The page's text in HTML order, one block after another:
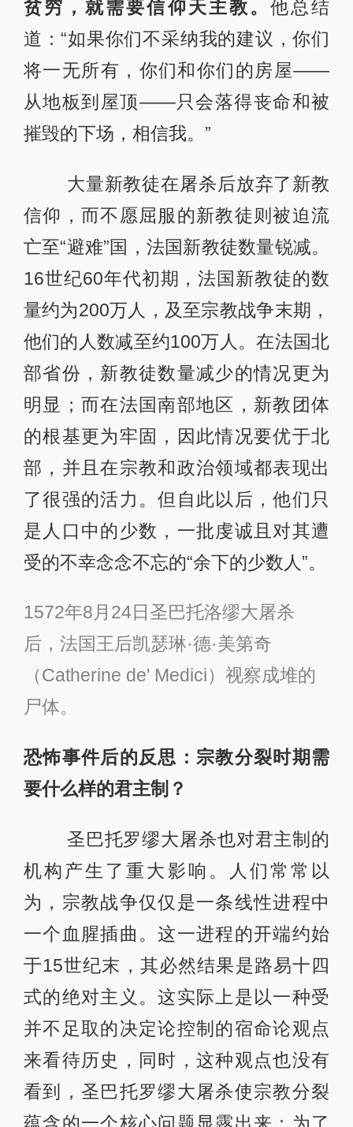
贫穷，就需要信仰天主教。 他总结
道：“如果你们不采纳我的建议，你们
将一无所有，你们和你们的房屋——
从地板到屋顶——只会落得丧命和被
摧毁的下场，相信我。”
大量新教徒在屠杀后放弃了新教
信仰，而不愿屈服的新教徒则被迫流
亡至“避难”国，法国新教徒数量锐减。
16世纪60年代初期，法国新教徒的数
量约为200万人，及至宗教战争末期，
他们的人数减至约100万人。在法国北
部省份，新教徒数量减少的情况更为
明显；而在法国南部地区，新教团体
的根基更为牢固，因此情况要优于北
部，并且在宗教和政治领域都表现出
了很强的活力。但自此以后，他们只
是人口中的少数，一批虔诚且对其遭
受的不幸念念不忘的“余下的少数人”。
1572年8月24日圣巴托洛缪大屠杀
后，法国王后凯瑟琳·德·美第奇
（Catherine de' Medici）视察成堆的
尸体。
恐怖事件后的反思：宗教分裂时期需
要什么样的君主制？
圣巴托罗缪大屠杀也对君主制的
机构产生了重大影响。人们常常以
为，宗教战争仅仅是一条线性进程中
一个血腥插曲。这一进程的开端约始
于15世纪末，其必然结果是路易十四
式的绝对主义。这实际上是以一种受
并不足取的决定论控制的宿命论观点
来看待历史，同时，这种观点也没有
看到，圣巴托罗缪大屠杀使宗教分裂